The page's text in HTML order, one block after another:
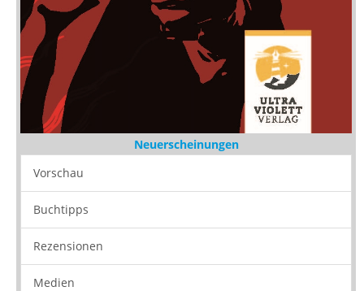
Neuerscheinungen
Vorschau
Buchtipps
Rezensionen
Medien